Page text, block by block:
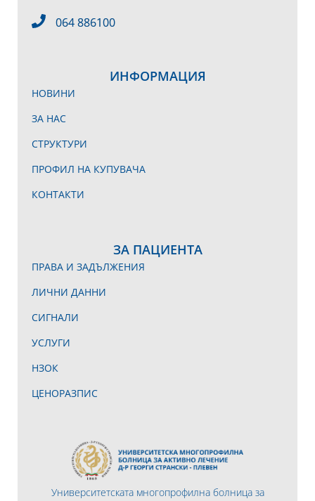
Университетската многопрофилна болница за
ИНФОРМАЦИЯ
НОВИНИ
ЗА НАС
СТРУКТУРИ
ПРОФИЛ НА КУПУВАЧА
КОНТАКТИ
ЗА ПАЦИЕНТА
ПРАВА И ЗАДЪЛЖЕНИЯ
ЛИЧНИ ДАННИ
СИГНАЛИ
УСЛУГИ
НЗОК
ЦЕНОРАЗПИС
064 886100